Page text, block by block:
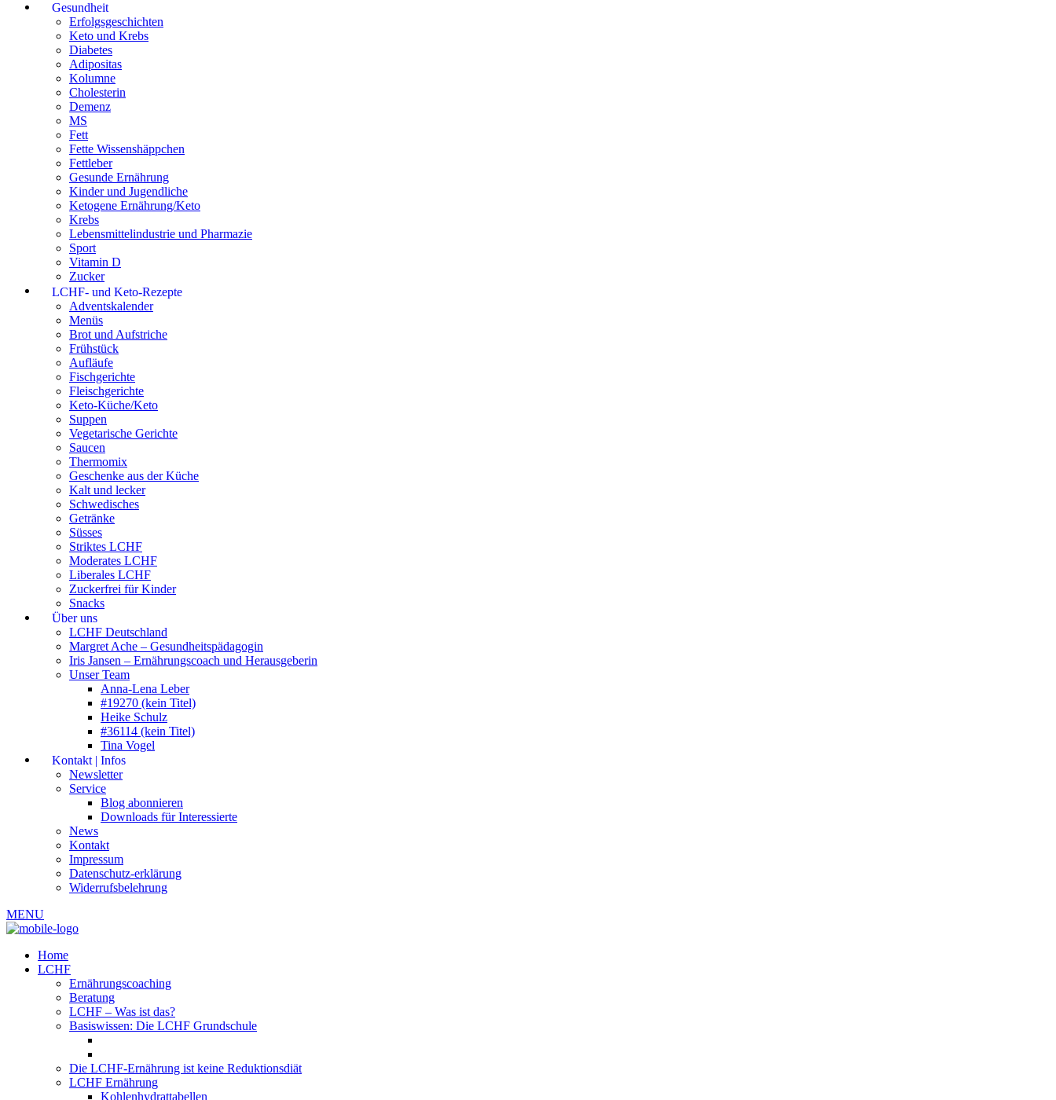
Gesundheit
Erfolgsgeschichten
Keto und Krebs
Diabetes
Adipositas
Kolumne
Cholesterin
Demenz
MS
Fett
Fette Wissenshäppchen
Fettleber
Gesunde Ernährung
Kinder und Jugendliche
Ketogene Ernährung/Keto
Krebs
Lebensmittelindustrie und Pharmazie
Sport
Vitamin D
Zucker
LCHF- und Keto-Rezepte
Adventskalender
Menüs
Brot und Aufstriche
Frühstück
Aufläufe
Fischgerichte
Fleischgerichte
Keto-Küche/Keto
Suppen
Vegetarische Gerichte
Saucen
Thermomix
Geschenke aus der Küche
Kalt und lecker
Schwedisches
Getränke
Süsses
Striktes LCHF
Moderates LCHF
Liberales LCHF
Zuckerfrei für Kinder
Snacks
Über uns
LCHF Deutschland
Margret Ache – Gesundheitspädagogin
Iris Jansen – Ernährungscoach und Herausgeberin
Unser Team
Anna-Lena Leber
#19270 (kein Titel)
Heike Schulz
#36114 (kein Titel)
Tina Vogel
Kontakt | Infos
Newsletter
Service
Blog abonnieren
Downloads für Interessierte
News
Kontakt
Impressum
Datenschutz-erklärung
Widerrufsbelehrung
MENU
Home
LCHF
Ernährungscoaching
Beratung
LCHF – Was ist das?
Basiswissen: Die LCHF Grundschule
Die LCHF-Ernährung ist keine Reduktionsdiät
LCHF Ernährung
Kohlenhydrattabellen